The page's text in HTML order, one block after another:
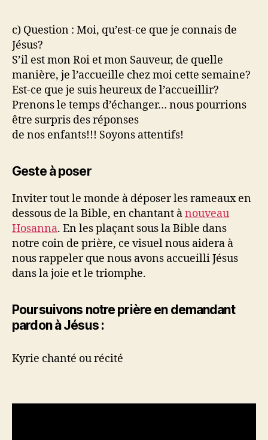
c) Question : Moi, qu’est-ce que je connais de
Jésus?
S’il est mon Roi et mon Sauveur, de quelle
manière, je l’accueille chez moi cette semaine?
Est-ce que je suis heureux de l’accueillir?
Prenons le temps d’échanger… nous pourrions
être surpris des réponses
de nos enfants!!! Soyons attentifs!
Geste à poser
Inviter tout le monde à déposer les rameaux en
dessous de la Bible, en chantant ànouveau
Hosanna. En les plaçant sous la Bible dans
notre coin de prière, ce visuel nous aidera à
nous rappeler que nous avons accueilli Jésus
dans la joie et le triomphe.
Poursuivons notre prière en demandant
pardon à Jésus :
Kyrie chanté ou récité